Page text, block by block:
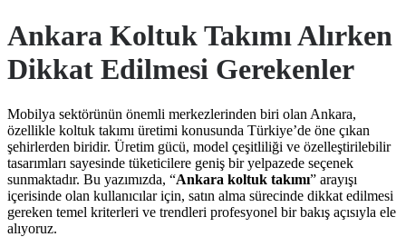
Ankara Koltuk Takımı Alırken
Dikkat Edilmesi Gerekenler
Mobilya sektörünün önemli merkezlerinden biri olan Ankara,
özellikle koltuk takımı üretimi konusunda Türkiye’de öne çıkan
şehirlerden biridir. Üretim gücü, model çeşitliliği ve özelleştirilebilir
tasarımları sayesinde tüketicilere geniş bir yelpazede seçenek
sunmaktadır. Bu yazımızda, “Ankara koltuk takımı” arayışı
içerisinde olan kullanıcılar için, satın alma sürecinde dikkat edilmesi
gereken temel kriterleri ve trendleri profesyonel bir bakış açısıyla ele
alıyoruz.